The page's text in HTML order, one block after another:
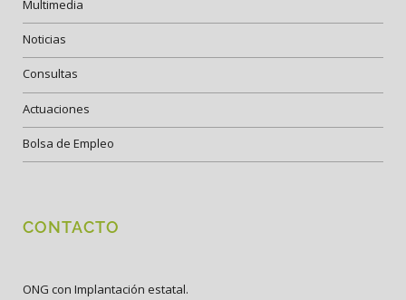
Multimedia
Noticias
Consultas
Actuaciones
Bolsa de Empleo
CONTACTO
ONG con Implantación estatal.